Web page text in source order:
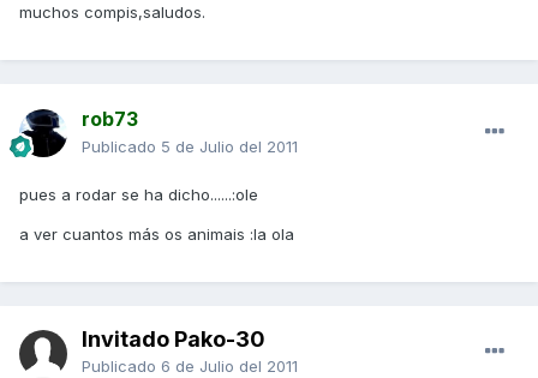
muchos compis,saludos.
rob73
Publicado 5 de Julio del 2011
pues a rodar se ha dicho......:ole
a ver cuantos más os animais :la ola
Invitado Pako-30
Publicado 6 de Julio del 2011